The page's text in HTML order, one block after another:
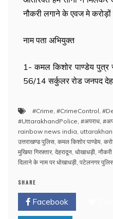
नौकरी लगाने के एवज मे
नाम पता अभियुक्त
1- कमल किशोर पाण्डेय पुत्र
56/14 सर्कुलर रोड जनपद
#Crime, #CrimeControl,
#UttarakhandPolice, #अपराध,
rainbow news india,
उत्तराखण्ड पुलिस, कमल किशोर पाण्डेय,
मुखिया गिरफ़्तार, देहरादून, धोखाधड़ी,
दिलाने के नाम पर धोखाधड़ी, पटेलनगर
SHARE
Facebook